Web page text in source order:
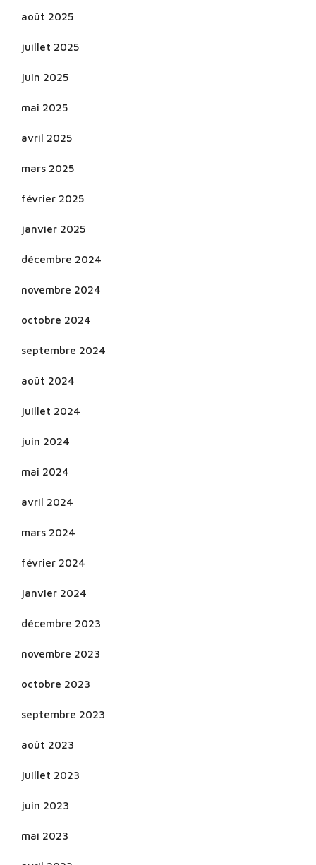
août 2025
juillet 2025
juin 2025
mai 2025
avril 2025
mars 2025
février 2025
janvier 2025
décembre 2024
novembre 2024
octobre 2024
septembre 2024
août 2024
juillet 2024
juin 2024
mai 2024
avril 2024
mars 2024
février 2024
janvier 2024
décembre 2023
novembre 2023
octobre 2023
septembre 2023
août 2023
juillet 2023
juin 2023
mai 2023